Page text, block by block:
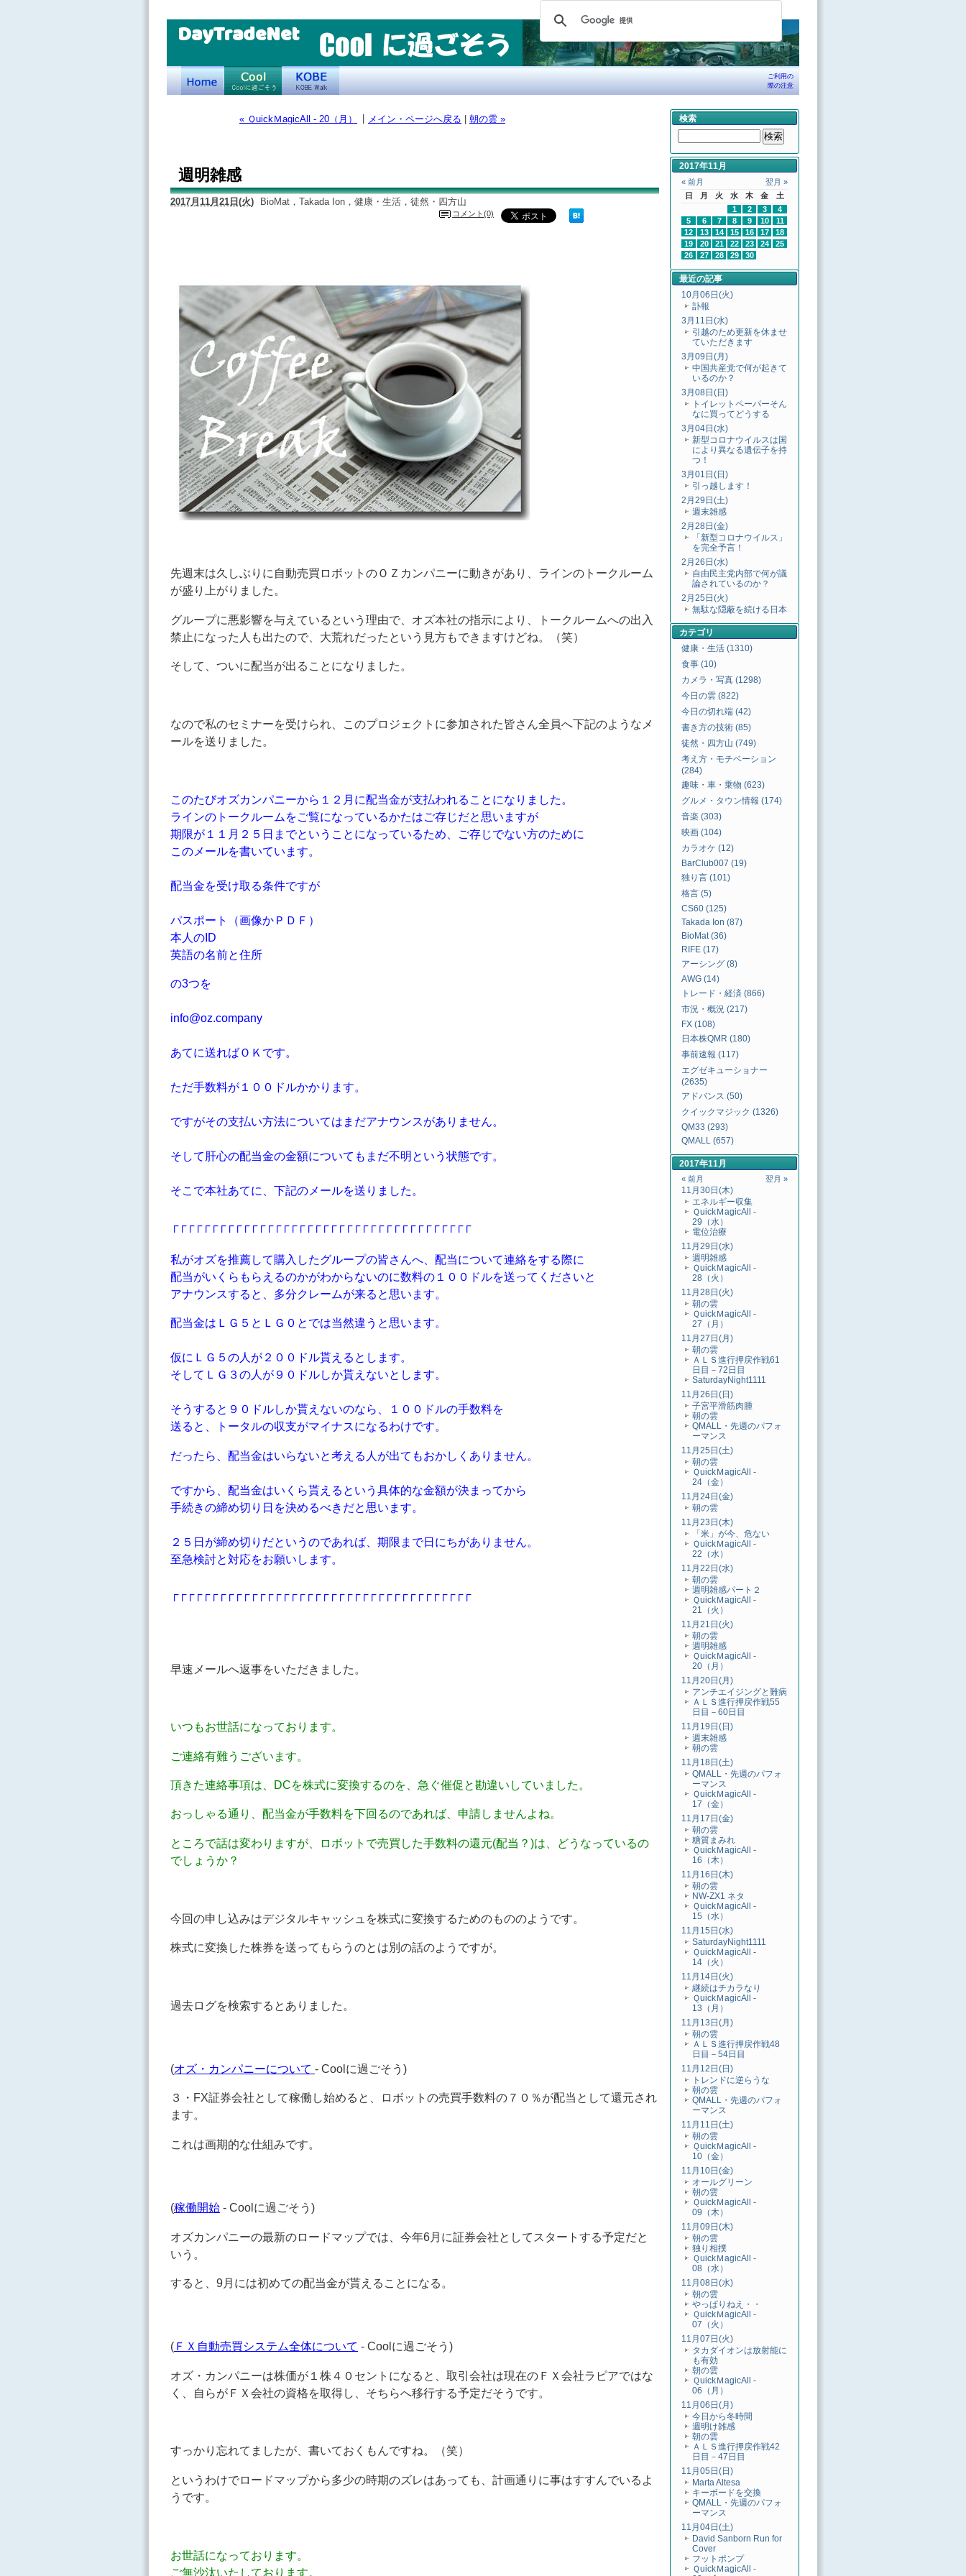
DayTradeNet
ご利用の
際の注意
« ＱuickＭagicAll - 20（月） メイン・ページへ戻る 朝の雲 »
週明雑感
2017月11月21日(火) BioMat，Takada Ion，健康・生活，徒然・四方山
コメント(0)
先週末は久しぶりに自動売買ロボットのＯＺカンパニーに動きがあり、ラインのトークルーム
が盛り上がりました。
グループに悪影響を与えているという理由で、オズ本社の指示により、トークルームへの出入
禁止になった人も出たので、大荒れだったという見方もできますけどね。（笑）
そして、ついに配当が出ることになりました。
なので私のセミナーを受けられ、このプロジェクトに参加された皆さん全員へ下記のようなメ
ールを送りました。
このたびオズカンパニーから１２月に配当金が支払われることになりました。
ラインのトークルームをご覧になっているかたはご存じだと思いますが
期限が１１月２５日までということになっているため、ご存じでない方のために
このメールを書いています。
配当金を受け取る条件ですが
パスポート（画像かＰＤＦ）
本人のID
英語の名前と住所
の3つを
info@oz.company
あてに送ればＯＫです。
ただ手数料が１００ドルかかります。
ですがその支払い方法についてはまだアナウンスがありません。
そして肝心の配当金の金額についてもまだ不明という状態です。
そこで本社あてに、下記のメールを送りました。
┌┌┌┌┌┌┌┌┌┌┌┌┌┌┌┌┌┌┌┌┌┌┌┌┌┌┌┌┌┌┌┌┌┌┌┌┌┌
私がオズを推薦して購入したグループの皆さんへ、配当について連絡をする際に
配当がいくらもらえるのかがわからないのに数料の１００ドルを送ってくださいと
アナウンスすると、多分クレームが来ると思います。
配当金はＬＧ５とＬＧ０とでは当然違うと思います。
仮にＬＧ５の人が２００ドル貰えるとします。
そしてＬＧ３の人が９０ドルしか貰えないとします。
そうすると９０ドルしか貰えないのなら、１００ドルの手数料を
送ると、トータルの収支がマイナスになるわけです。
だったら、配当金はいらないと考える人が出てもおかしくありません。
ですから、配当金はいくら貰えるという具体的な金額が決まってから
手続きの締め切り日を決めるべきだと思います。
２５日が締め切りだというのであれば、期限まで日にちがありません。
至急検討と対応をお願いします。
┌┌┌┌┌┌┌┌┌┌┌┌┌┌┌┌┌┌┌┌┌┌┌┌┌┌┌┌┌┌┌┌┌┌┌┌┌┌
早速メールへ返事をいただきました。
いつもお世話になっております。
ご連絡有難うございます。
頂きた連絡事項は、DCを株式に変換するのを、急ぐ催促と勘違いしていました。
おっしゃる通り、配当金が手数料を下回るのであれば、申請しませんよね。
ところで話は変わりますが、ロボットで売買した手数料の還元(配当？)は、どうなっているの
でしょうか？
今回の申し込みはデジタルキャッシュを株式に変換するためのもののようです。
株式に変換した株券を送ってもらうのとは別の話のようですが。
過去ログを検索するとありました。
(オズ・カンパニーについて - Coolに過ごそう)
３・FX証券会社として稼働し始めると、ロボットの売買手数料の７０％が配当として還元され
ます。
これは画期的な仕組みです。
(稼働開始 - Coolに過ごそう)
オズカンパニーの最新のロードマップでは、今年6月に証券会社としてスタートする予定だと
いう。
すると、9月には初めての配当金が貰えることになる。
( ＦＸ自動売買システム全体について - Coolに過ごそう)
オズ・カンパニーは株価が１株４０セントになると、取引会社は現在のＦＸ会社ラピアではな
く、自らがＦＸ会社の資格を取得し、そちらへ移行する予定だそうです。
すっかり忘れてましたが、書いておくもんですね。（笑）
というわけでロードマップから多少の時期のズレはあっても、計画通りに事はすすんでいるよ
うです。
お世話になっております。
ご無沙汰いたしております。
検索
2017年11月
« 前月
翌月 »
日
月 火 水 木 金
土
1
2 3
4
5
6 7 8 9 10
11
12
13 14 15 16 17
18
19
20 21 22 23 24
25
26
27 28 29 30
最近の記事
10月06日(火)
訃報
3月11日(水)
引越のため更新を休ませ
ていただきます
3月09日(月)
中国共産党で何が起きて
いるのか？
3月08日(日)
トイレットペーパーそん
なに買ってどうする
3月04日(水)
新型コロナウイルスは国
により異なる遺伝子を持
つ！
3月01日(日)
引っ越します！
2月29日(土)
週末雑感
2月28日(金)
「新型コロナウイルス」
を完全予言！
2月26日(水)
自由民主党内部で何が議
論されているのか？
2月25日(火)
無駄な隠蔽を続ける日本
カテゴリ
健康・生活 (1310)
食事 (10)
カメラ・写真 (1298)
今日の雲 (822)
今日の切れ端 (42)
書き方の技術 (85)
徒然・四方山 (749)
考え方・モチベーション
(284)
趣味・車・乗物 (623)
グルメ・タウン情報 (174)
音楽 (303)
映画 (104)
カラオケ (12)
BarClub007 (19)
独り言 (101)
格言 (5)
CS60 (125)
Takada Ion (87)
BioMat (36)
RIFE (17)
アーシング (8)
AWG (14)
トレード・経済 (866)
市況・概況 (217)
FX (108)
日本株QMR (180)
事前速報 (117)
エグゼキューショナー
(2635)
アドバンス (50)
クイックマジック (1326)
QM33 (293)
QMALL (657)
2017年11月
« 前月 翌月 »
11月30日(木)
エネルギー収集
ＱuickＭagicAll -
29（水）
電位治療
11月29日(水)
週明雑感
ＱuickＭagicAll -
28（火）
11月28日(火)
朝の雲
ＱuickＭagicAll -
27（月）
11月27日(月)
朝の雲
ＡＬＳ進行押戻作戦61
日目－72日目
SaturdayNight1111
11月26日(日)
子宮平滑筋肉腫
朝の雲
QMALL・先週のパフォ
ーマンス
11月25日(土)
朝の雲
ＱuickＭagicAll -
24（金）
11月24日(金)
朝の雲
11月23日(木)
「米」が今、危ない
ＱuickＭagicAll -
22（水）
11月22日(水)
朝の雲
週明雑感パート２
ＱuickＭagicAll -
21（火）
11月21日(火)
朝の雲
週明雑感
ＱuickＭagicAll -
20（月）
11月20日(月)
アンチエイジングと難病
ＡＬＳ進行押戻作戦55
日目－60日目
11月19日(日)
週末雑感
朝の雲
11月18日(土)
QMALL・先週のパフォ
ーマンス
ＱuickＭagicAll -
17（金）
11月17日(金)
朝の雲
糖質まみれ
ＱuickＭagicAll -
16（木）
11月16日(木)
朝の雲
NW-ZX1 ネタ
ＱuickＭagicAll -
15（水）
11月15日(水)
SaturdayNight1111
ＱuickＭagicAll -
14（火）
11月14日(火)
継続はチカラなり
ＱuickＭagicAll -
13（月）
11月13日(月)
朝の雲
ＡＬＳ進行押戻作戦48
日目－54日目
11月12日(日)
トレンドに逆らうな
朝の雲
QMALL・先週のパフォ
ーマンス
11月11日(土)
朝の雲
ＱuickＭagicAll -
10（金）
11月10日(金)
オールグリーン
朝の雲
ＱuickＭagicAll -
09（木）
11月09日(木)
朝の雲
独り相撲
ＱuickＭagicAll -
08（水）
11月08日(水)
朝の雲
やっぱりねえ・・
ＱuickＭagicAll -
07（火）
11月07日(火)
タカダイオンは放射能に
も有効
朝の雲
ＱuickＭagicAll -
06（月）
11月06日(月)
今日から冬時間
週明け雑感
朝の雲
ＡＬＳ進行押戻作戦42
日目－47日目
11月05日(日)
Marta Altesa
キーボードを交換
QMALL・先週のパフォ
ーマンス
11月04日(土)
David Sanborn Run for
Cover
フットポンプ
ＱuickＭagicAll -